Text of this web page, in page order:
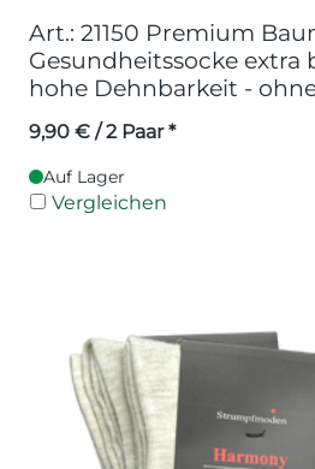
Art.: 21150 Premium
Gesundheitssocke extra
hohe Dehnbarkeit -
9,90 € / 2 Paar *
Auf Lager
Vergleichen